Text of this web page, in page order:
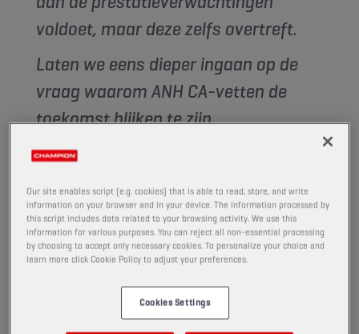
voldoet, maar deze zelfs overtreft.
Laten we eens dieper ingaan op de
vraag waarom ANH CA-vetten de
toekomst blijken te zijn.
VETMARKT: AANPASSEN AAN DE
MODERNE REALITEIT
Tientallen jaren warenvetten op lithiumbasisde
industriële gouden standaard , gewaardeerd om hun
thermische stabiliteit en betrouwbaarheid. De
toenemende vraag naar lithium, die grotendeels wordt
aangestuurd door de groei van deproductie van
Our site enables script (e.g. cookies) that is able to read, store, and write
information on your browser and in your device. The information processed by
this script includes data related to your browsing activity. We use this
information for various purposes. You can reject all non-essential processing
by choosing to accept only necessary cookies. To personalize your choice and
learn more click Cookie Policy to adjust your preferences.
Cookies Settings